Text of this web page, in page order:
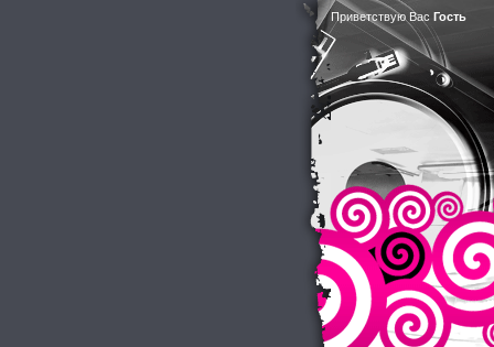
Приветствую Вас Гость